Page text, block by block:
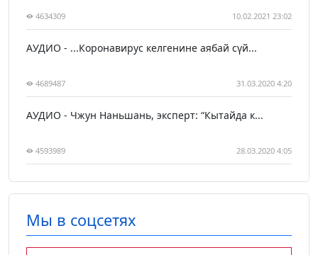
4634309 10.02.2021 23:02
АУДИО - ...Коронавирус келгенине аябай сүй...
4689487 31.03.2020 4:20
АУДИО - Чжун Наньшань, эксперт: “Кытайда к...
4593989 28.03.2020 4:05
Мы в соцсетях